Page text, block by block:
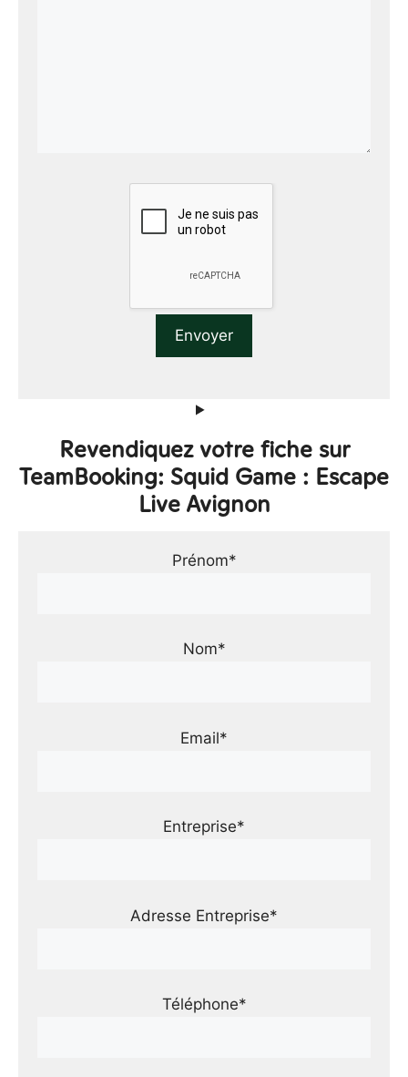
Revendiquez votre fiche sur
TeamBooking: Squid Game : Escape
Live Avignon
Prénom*
Nom*
Email*
Entreprise*
Adresse Entreprise*
Téléphone*